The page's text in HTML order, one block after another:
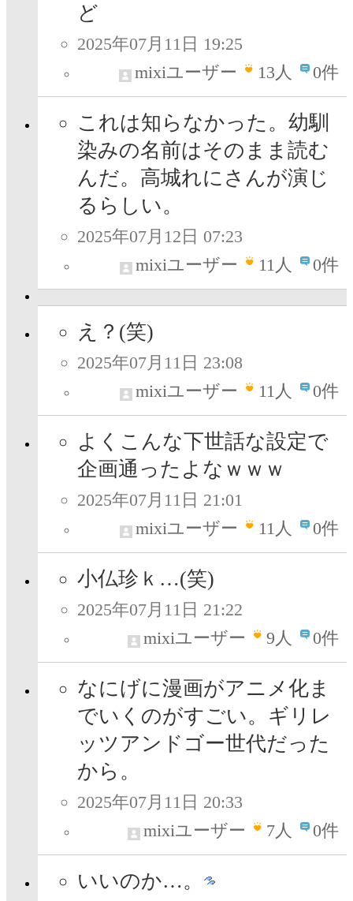
ど
2025年07月11日 19:25
mixiユーザー
13人 0件
これは知らなかった。幼馴
染みの名前はそのまま読む
んだ。高城れにさんが演じ
るらしい。
2025年07月12日 07:23
mixiユーザー
11人 0件
え？(笑)
2025年07月11日 23:08
mixiユーザー
11人 0件
よくこんな下世話な設定で
企画通ったよなｗｗｗ
2025年07月11日 21:01
mixiユーザー
11人 0件
小仏珍ｋ…(笑)
2025年07月11日 21:22
mixiユーザー
9人 0件
なにげに漫画がアニメ化ま
でいくのがすごい。ギリレ
ッツアンドゴー世代だった
から。
2025年07月11日 20:33
mixiユーザー
7人 0件
いいのか…。